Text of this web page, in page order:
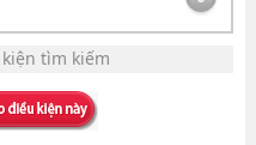
tìm kiếm